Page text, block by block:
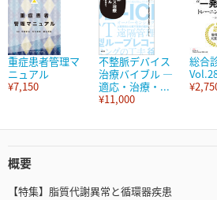
重症患者管理マ
ニュアル
¥7,150
不整脈デバイス
治療バイブル ―
適応・治療・...
¥11,000
総合
概要
【特集】脂質代謝異常と循環器疾患